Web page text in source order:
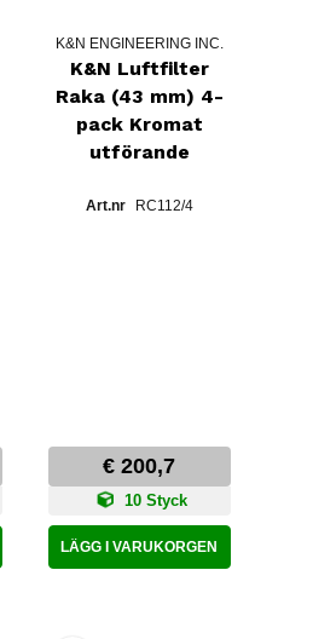
K&N ENGINEERING INC.
K&N Luftfilter
Raka (43 mm) 4-
pack Kromat
utförande
RC112/4
€ 200,7
10 Styck
LÄGG I VARUKORGEN